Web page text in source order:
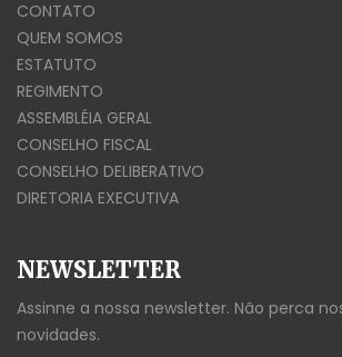
CONTATO
QUEM SOMOS
ESTATUTO
REGIMENTO
ASSEMBLÉIA GERAL
CONSELHO FISCAL
CONSELHO DELIBERATIVO
DIRETORIA EXECUTIVA
NEWSLETTER
Assinne a nossa newsletter. Não perca
novidades.